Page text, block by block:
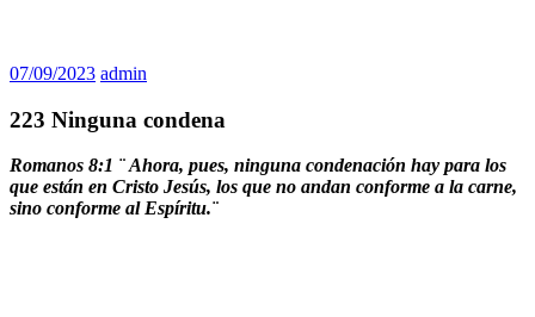
07/09/2023 admin
223 Ninguna condena
Romanos 8:1 ¨ Ahora, pues, ninguna condenación hay para los
que están en Cristo Jesús, los que no andan conforme a la carne,
sino conforme al Espíritu.¨